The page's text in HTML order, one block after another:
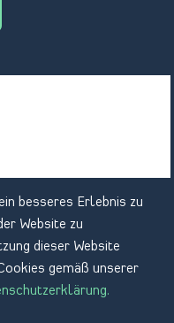
besseres Erlebnis zu
Website zu
dieser Website
gemäß unserer